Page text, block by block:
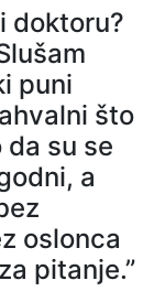
doktoru?
puni
što
da su se
a
oslonca
pitanje.”